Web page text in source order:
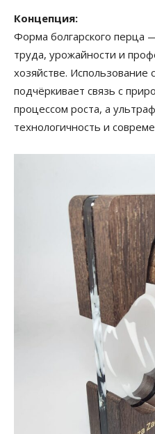
Концепция:
Форма болгарского перца
труда, урожайности и
хозяйстве. Использование
подчёркивает связь с
процессом роста, а
технологичность и